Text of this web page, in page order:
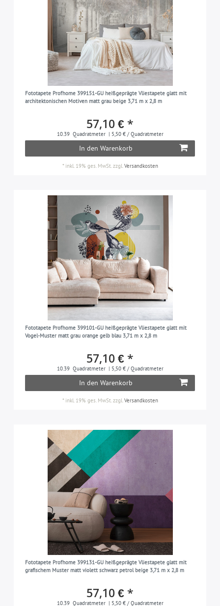
Fototapete Profhome 399151-GU heißgeprägte Vliestapete glatt mit
architektonischen Motiven matt grau beige 3,71 m x 2,8 m
57,10 € *
10.39 Quadratmeter | 5,50 € / Quadratmeter
In den Warenkorb
* inkl. 19% ges. MwSt. zzgl. Versandkosten
Fototapete Profhome 399101-GU heißgeprägte Vliestapete glatt mit
Vogel-Muster matt grau orange gelb blau 3,71 m x 2,8 m
57,10 € *
10.39 Quadratmeter | 5,50 € / Quadratmeter
In den Warenkorb
* inkl. 19% ges. MwSt.zzgl.Versandkosten
Fototapete Profhome 399131-GU heißgeprägte Vliestapete glatt mit
grafischem Muster matt violett schwarz petrol beige 3,71 m x 2,8 m
57,10 € *
10.39 Quadratmeter | 5,50 € / Quadratmeter